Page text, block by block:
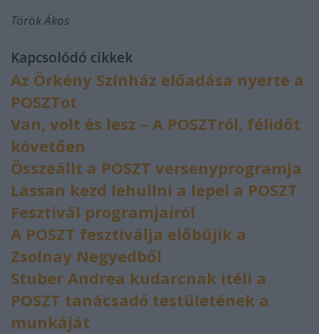
Török Ákos
Kapcsolódó cikkek
Az Örkény Színház előadása nyerte a
POSZTot
Van, volt és lesz – A POSZTról, félidőt
követően
Összeállt a POSZT versenyprogramja
Lassan kezd lehullni a lepel a POSZT
Fesztivál programjairól
A POSZT fesztiválja előbújik a
Zsolnay Negyedből
Stuber Andrea kudarcnak itéli a
POSZT tanácsadó testületének a
munkáját